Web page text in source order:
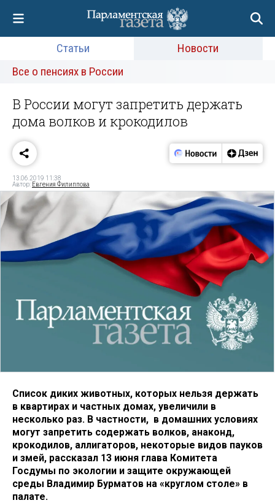
Статьи
Новости
Все о пенсиях в России
В России могут запретить держать
дома волков и крокодилов
13.06.2019 11:38
Автор: Евгения Филиппова
Список диких животных, которых нельзя держать
в квартирах и частных домах, увеличили в
несколько раз. В частности, в домашних условиях
могут запретить содержать волков, анаконд,
крокодилов, аллигаторов, некоторые видов пауков
и змей, рассказал 13 июня глава Комитета
Госдумы по экологии и защите окружающей
среды Владимир Бурматов на «круглом столе» в
палате.